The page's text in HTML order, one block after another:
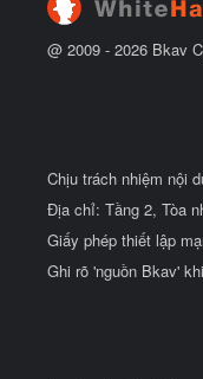
@ 2009 - 2026 Bkav
Chịu trách nhiệm nội
Địa chỉ: Tầng 2, Tòa
Giấy phép thiết lập
Ghi rõ 'nguồn Bkav'